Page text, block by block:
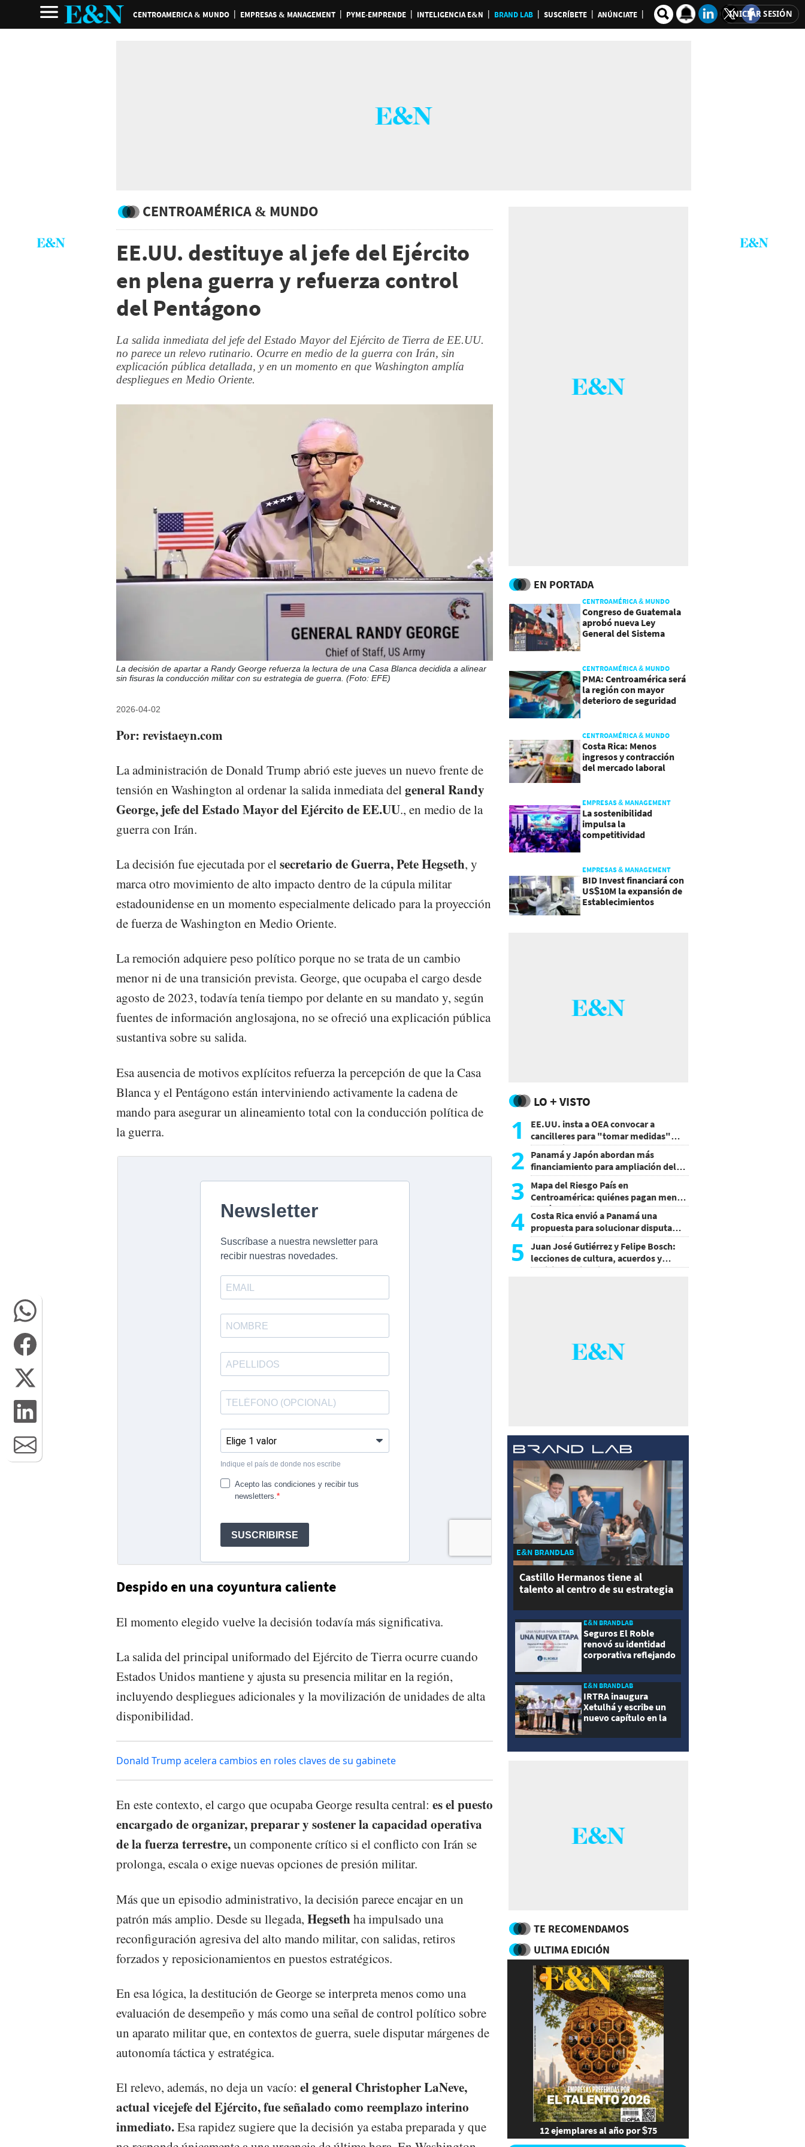
CENTROAMERICA & MUNDO EMPRESAS & MANAGEMENT PYME-EMPRENDE INTELIGENCIA E&N BRAND LAB SUSCRÍBETE ANÚNCIATE INICIAR SESIÓN
CENTROAMÉRICA & MUNDO
EE.UU. destituye al jefe del Ejército
en plena guerra y refuerza control
del Pentágono
La salida inmediata del jefe del Estado Mayor del Ejército de Tierra de EE.UU.
no parece un relevo rutinario. Ocurre en medio de la guerra con Irán, sin
explicación pública detallada, y en un momento en que Washington amplía
despliegues en Medio Oriente.
La decisión de apartar a Randy George refuerza la lectura de una Casa Blanca decidida a alinear
sin fisuras la conducción militar con su estrategia de guerra. (Foto: EFE)
2026-04-02
Por: revistaeyn.com
La administración de Donald Trump abrió este jueves un nuevo frente de
tensión en Washington al ordenar la salida inmediata delgeneral Randy
George, jefe del Estado Mayor del Ejército de EE.UU., en medio de la
guerra con Irán.
La decisión fue ejecutada por elsecretario de Guerra, Pete Hegseth, y
marca otro movimiento de alto impacto dentro de la cúpula militar
estadounidense en un momento especialmente delicado para la proyección
de fuerza de Washington en Medio Oriente.
La remoción adquiere peso político porque no se trata de un cambio
menor ni de una transición prevista. George, que ocupaba el cargo desde
agosto de 2023, todavía tenía tiempo por delante en su mandato y, según
fuentes de información anglosajona, no se ofreció una explicación pública
sustantiva sobre su salida.
Esa ausencia de motivos explícitos refuerza la percepción de que la Casa
Blanca y el Pentágono están interviniendo activamente la cadena de
mando para asegurar un alineamiento total con la conducción política de
la guerra.
Despido en una coyuntura caliente
El momento elegido vuelve la decisión todavía más significativa.
La salida del principal uniformado del Ejército de Tierra ocurre cuando
Estados Unidos mantiene y ajusta su presencia militar en la región,
incluyendo despliegues adicionales y la movilización de unidades de alta
disponibilidad.
Donald Trump acelera cambios en roles claves de su gabinete
En este contexto, el cargo que ocupaba George resulta central: es el puesto
encargado de organizar, preparar y sostener la capacidad operativa
de la fuerza terrestre,un componente crítico si el conflicto con Irán se
prolonga, escala o exige nuevas opciones de presión militar.
Más que un episodio administrativo, la decisión parece encajar en un
patrón más amplio. Desde su llegada, Hegsethha impulsado una
reconfiguración agresiva del alto mando militar, con salidas, retiros
forzados y reposicionamientos en puestos estratégicos.
En esa lógica, la destitución de George se interpreta menos como una
evaluación de desempeño y más como una señal de control político sobre
un aparato militar que, en contextos de guerra, suele disputar márgenes de
autonomía táctica y estratégica.
El relevo, además, no deja un vacío: el general Christopher LaNeve,
actual vicejefe del Ejército, fue señalado como reemplazo interino
inmediato.Esa rapidez sugiere que la decisión ya estaba preparada y que
EN PORTADA
CENTROAMÉRICA & MUNDO
Congreso de Guatemala
aprobó nueva Ley
General del Sistema
CENTROAMÉRICA & MUNDO
PMA: Centroamérica será
la región con mayor
deterioro de seguridad
CENTROAMÉRICA & MUNDO
Costa Rica: Menos
ingresos y contracción
del mercado laboral
EMPRESAS & MANAGEMENT
La sostenibilidad
impulsa la
competitividad
EMPRESAS & MANAGEMENT
BID Invest financiará con
US$10M la expansión de
Establecimientos
LO + VISTO
1
EE.UU. insta a OEA convocar a
cancilleres para "tomar medidas"
sobre Nicaragua
2 Panamá y Japón abordan más
financiamiento para ampliación del
metro
3 Mapa del Riesgo País en
Centroamérica: quiénes pagan menos
y cuáles mejoraron
4 Costa Rica envió a Panamá una
propuesta para solucionar disputa
comercial
5
Juan José Gutiérrez y Felipe Bosch:
lecciones de cultura, acuerdos y
decisiones sin miedo
E&N BRANDLAB
Castillo Hermanos tiene al
talento al centro de su estrategia
E&N BRANDLAB
Seguros El Roble
renovó su identidad
corporativa reflejando
modernidad
E&N BRANDLAB
IRTRA inaugura
Xetulhá y escribe un
nuevo capítulo en la
recreación de
Guatemala
TE RECOMENDAMOS
ULTIMA EDICIÓN
12 ejemplares al año por $75